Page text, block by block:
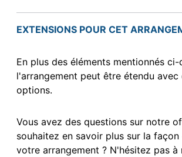
EXTENSIONS POUR CET
En plus des éléments mentionnés ci-
l'arrangement peut être étendu
options.
Vous avez des questions sur notre
souhaitez en savoir plus sur la
votre arrangement ? N'hésitez pas à